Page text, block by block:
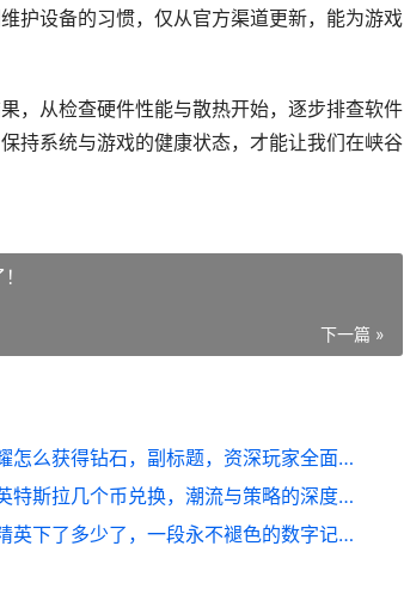
护设备的习惯，仅从官方渠道更新，能为游戏
，从检查硬件性能与散热开始，逐步排查软件
持系统与游戏的健康状态，才能让我们在峡谷
下一篇 »
王者荣耀怎么获得钻石，副标题，资深玩家全面解析获取途径与策略
和平精英特斯拉几个币兑换，潮流与策略的深度解析，副标题，载具皮肤获取的经济学思考
**和平精英下了多少了，一段永不褪色的数字记忆**